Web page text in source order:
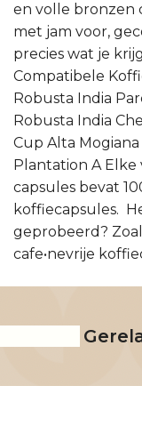
en volle bronzen
met jam voor,
precies wat je
Compatibele
Robusta India
Robusta India
Cup Alta Mogiana
Plantation A Elke
capsules bevat
koffiecapsules.
geprobeerd?
cafe•nevrije